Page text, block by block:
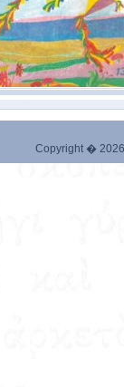
Copyright � 2026